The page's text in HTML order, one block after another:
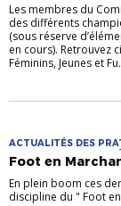
Les membres du
des différents
(sous réserve
en cours). Retrouvez
Féminins, Jeunes et
ACTUALITÉS DES
PRATIQUES
Foot en
En plein boom ces
discipline du " Foot